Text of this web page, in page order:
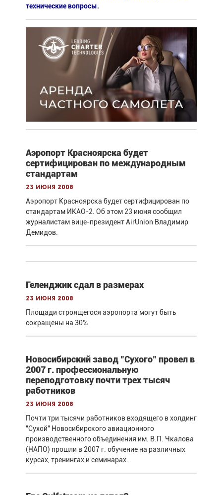
технические вопросы.
Аэропорт Красноярска будет
сертифицирован по международным
стандартам
23 июня 2008
Аэропорт Красноярска будет сертифицирован по
стандартам ИКАО-2. Об этом 23 июня сообщил
журналистам вице-президент AirUnion Владимир
Демидов.
Геленджик сдал в размерах
23 июня 2008
Площади строящегося аэропорта могут быть
сокращены на 30%
Новосибирский завод "Сухого" провел в
2007 г. профессиональную
переподготовку почти трех тысяч
работников
23 июня 2008
Почти три тысячи работников входящего в холдинг
"Сухой" Новосибирского авиационного
производственного объединения им. В.П. Чкалова
(НАПО) прошли в 2007 г. обучение на различных
курсах, тренингах и семинарах.